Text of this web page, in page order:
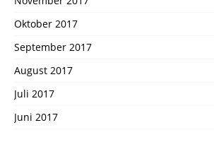
Oktober 2017
September 2017
August 2017
Juli 2017
Juni 2017